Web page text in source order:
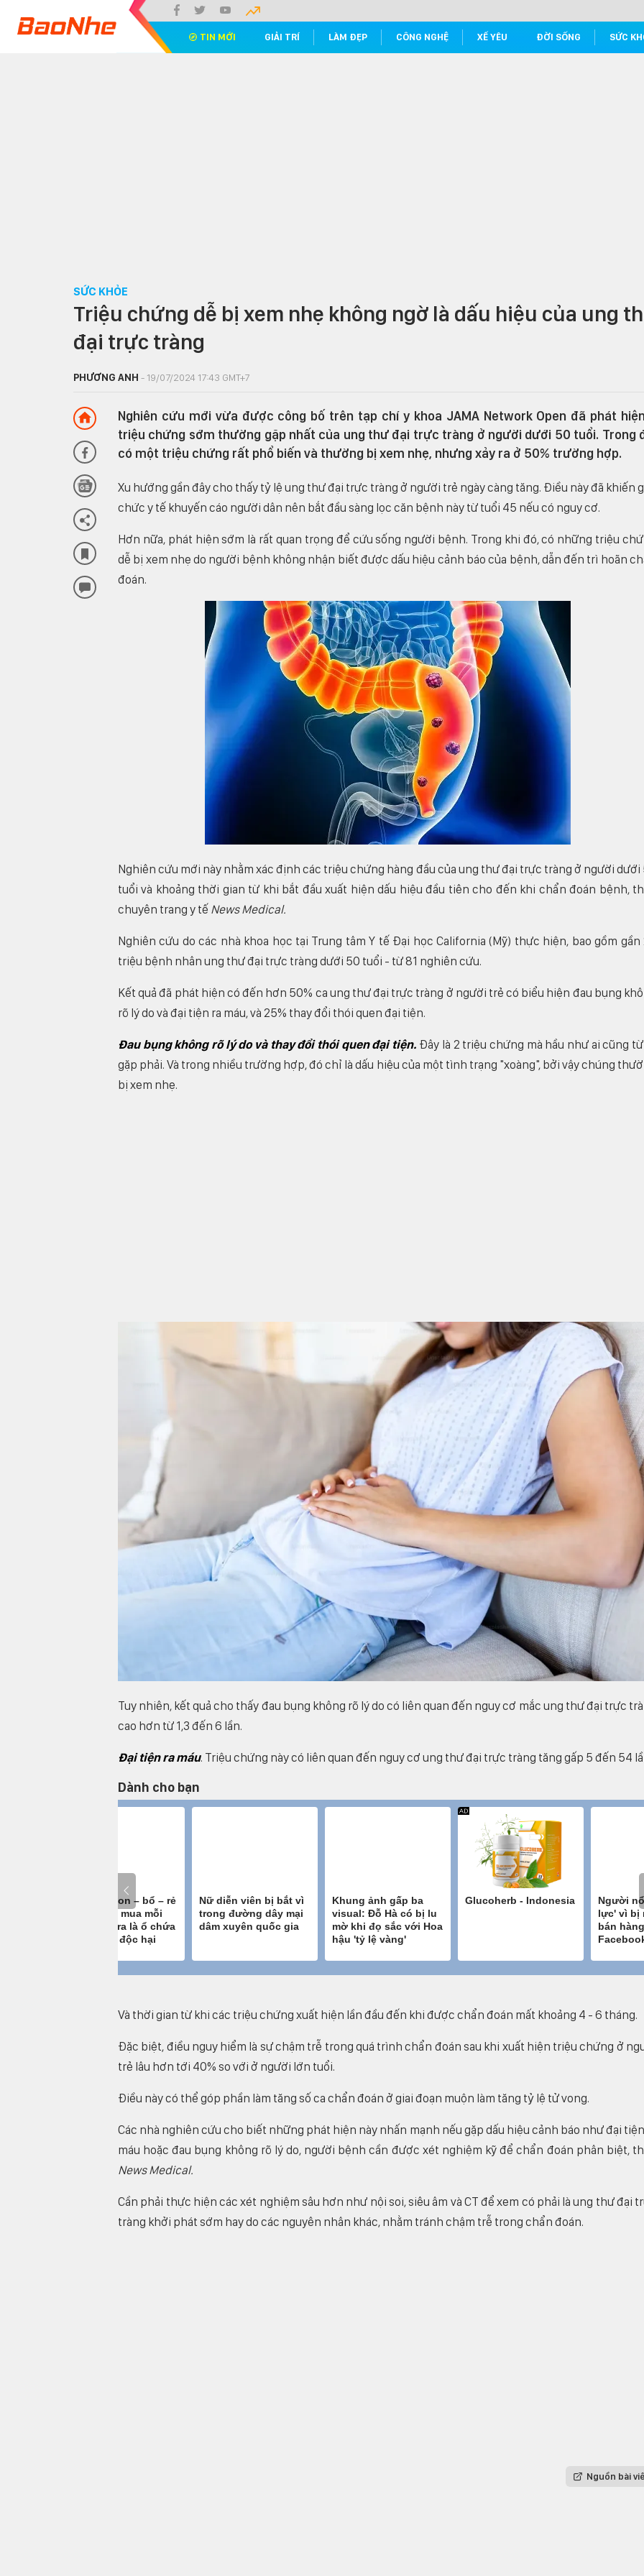
TIN MỚI GIẢI TRÍ LÀM ĐẸP CÔNG NGHỆ XẾ YÊU ĐỜI SỐNG SỨC
SỨC KHỎE
Triệu chứng dễ bị xem nhẹ không ngờ là dấu hiệu của ung
đại trực tràng
PHƯƠNG ANH - 19/07/2024 17:43 GMT+7
Nghiên cứu mới vừa được công bố trên tạp chí y khoa JAMA Network Open đã phát
triệu chứng sớm thường gặp nhất của ung thư đại trực tràng ở người dưới 50 tuổi. Trong
có một triệu chứng rất phổ biến và thường bị xem nhẹ, nhưng xảy ra ở 50% trường hợp.
Xu hướng gần đây cho thấy tỷ lệ ung thư đại trực tràng ở người trẻ ngày càng tăng. Điều này đã khiến
chức y tế khuyến cáo người dân nên bắt đầu sàng lọc căn bệnh này từ tuổi 45 nếu có nguy cơ.
Hơn nữa, phát hiện sớm là rất quan trọng để cứu sống người bệnh. Trong khi đó, có những triệu
dễ bị xem nhẹ do người bệnh không nhận biết được dấu hiệu cảnh báo của bệnh, dẫn đến trì hoãn
đoán.
Nghiên cứu mới này nhằm xác định các triệu chứng hàng đầu của ung thư đại trực tràng ở người dưới
tuổi và khoảng thời gian từ khi bắt đầu xuất hiện dấu hiệu đầu tiên cho đến khi chẩn đoán bệnh,
chuyên trang y tế News Medical.
Nghiên cứu do các nhà khoa học tại Trung tâm Y tế Đại học California (Mỹ) thực hiện, bao gồm gần
triệu bệnh nhân ung thư đại trực tràng dưới 50 tuổi - từ 81 nghiên cứu.
Kết quả đã phát hiện có đến hơn 50% ca ung thư đại trực tràng ở người trẻ có biểu hiện đau bụng
rõ lý do và đại tiện ra máu, và 25% thay đổi thói quen đại tiện.
Đau bụng không rõ lý do và thay đổi thói quen đại tiện. Đây là 2 triệu chứng mà hầu như ai cũng
gặp phải. Và trong nhiều trường hợp, đó chỉ là dấu hiệu của một tình trạng "xoàng", bởi vậy chúng
bị xem nhẹ.
Tuy nhiên, kết quả cho thấy đau bụng không rõ lý do có liên quan đến nguy cơ mắc ung thư đại trực
cao hơn từ 1,3 đến 6 lần.
Đại tiện ra máu. Triệu chứng này có liên quan đến nguy cơ ung thư đại trực tràng tăng gấp 5 đến 54
Dành cho bạn
Và thời gian từ khi các triệu chứng xuất hiện lần đầu đến khi được chẩn đoán mất khoảng 4 - 6 tháng.
Đặc biệt, điều nguy hiểm là sự chậm trễ trong quá trình chẩn đoán sau khi xuất hiện triệu chứng ở
trẻ lâu hơn tới 40% so với ở người lớn tuổi.
Điều này có thể góp phần làm tăng số ca chẩn đoán ở giai đoạn muộn làm tăng tỷ lệ tử vong.
Các nhà nghiên cứu cho biết những phát hiện này nhấn mạnh nếu gặp dấu hiệu cảnh báo như đại
máu hoặc đau bụng không rõ lý do, người bệnh cần được xét nghiệm kỹ để chẩn đoán phân biệt,
News Medical.
Cần phải thực hiện các xét nghiệm sâu hơn như nội soi, siêu âm và CT để xem có phải là ung thư đại
tràng khởi phát sớm hay do các nguyên nhân khác, nhằm tránh chậm trễ trong chẩn đoán.
Nguồn bài